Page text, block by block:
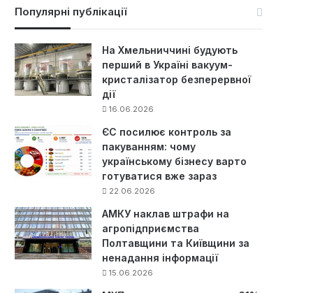
Популярні публікації
На Хмельниччині будують
перший в Україні вакуум-
кристалізатор безперервної
дії
16.06.2026
ЄС посилює контроль за
пакуванням: чому
українському бізнесу варто
готуватися вже зараз
22.06.2026
АМКУ наклав штрафи на
агропідприємства
Полтавщини та Київщини за
ненадання інформації
15.06.2026